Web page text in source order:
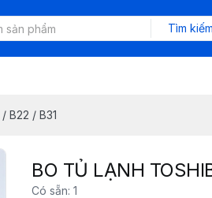
Tìm kiếm
B22 / B31
BO TỦ LẠNH
Có sẵn: 1